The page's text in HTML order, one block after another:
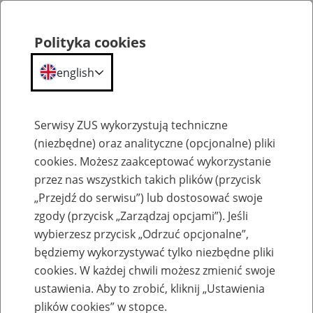
Komunikaty
Polityka cookies
english
Serwisy ZUS wykorzystują techniczne
(niezbędne) oraz analityczne (opcjonalne) pliki
cookies. Możesz zaakceptować wykorzystanie
przez nas wszystkich takich plików (przycisk
„Przejdź do serwisu”) lub dostosować swoje
zgody (przycisk „Zarządzaj opcjami”). Jeśli
wybierzesz przycisk „Odrzuć opcjonalne”,
będziemy wykorzystywać tylko niezbędne pliki
cookies. W każdej chwili możesz zmienić swoje
ustawienia. Aby to zrobić, kliknij „Ustawienia
plików cookies” w stopce.